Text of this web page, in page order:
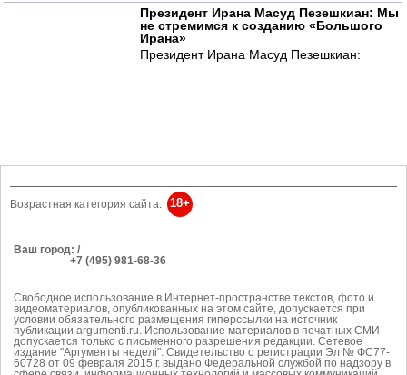
Президент Ирана Масуд Пезешкиан: Мы
не стремимся к созданию «Большого
Ирана»
Президент Ирана Масуд Пезешкиан:
Возрастная категория сайта: 18+
Ваш город: /
+7 (495) 981-68-36
Свободное использование в Интернет-пространстве текстов, фото и
видеоматериалов, опубликованных на этом сайте, допускается при
условии обязательного размещения гиперссылки на источник
публикации argumenti.ru. Использование материалов в печатных СМИ
допускается только с письменного разрешения редакции. Сетевое
издание "Аргументы неделi". Свидетельство о регистрации Эл № ФС77-
60728 от 09 февраля 2015 г. выдано Федеральной службой по надзору в